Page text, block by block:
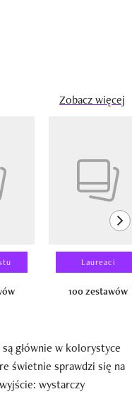
Zobacz więcej
Laureaci
100 zestawów
głównie w kolorystyce
świetnie sprawdzi się na
wystarczy